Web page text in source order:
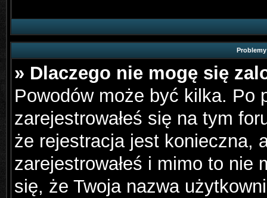
» Dlaczego nie mogę się
Powodów może być kilka. Po
zarejestrowałeś się na tym
że rejestracja jest konieczna,
zarejestrowałeś i mimo to nie
się, że Twoja nazwa